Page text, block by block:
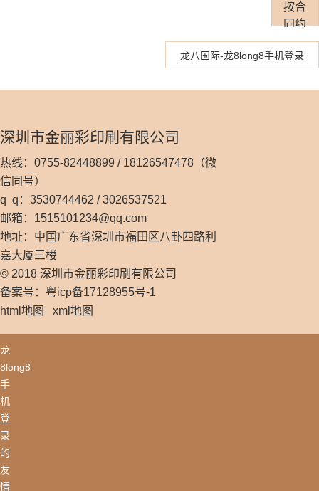
按合
同约
定准
时发
龙八国际-龙8long8手机登录
深圳市金丽彩印刷有限公司
热线：0755-82448899 / 18126547478（微
信同号）
q q：3530744462 / 3026537521
邮箱： 1515101234@qq.com
地址：中国广东省深圳市福田区八卦四路利
嘉大厦三楼
© 2018 深圳市金丽彩印刷有限公司
备案号：粤icp备17128955号-1
html地图
xml地图
龙
8long8
手
机
登
录
的
友
情